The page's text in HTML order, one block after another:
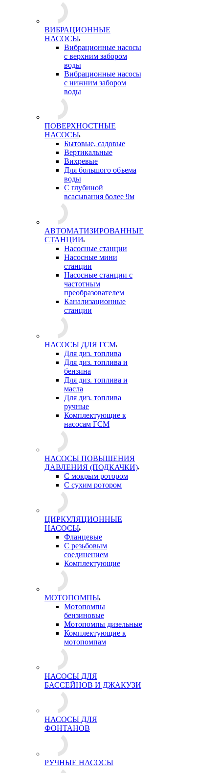
ВИБРАЦИОННЫЕ
НАСОСЫ
Вибрационные насосы
с верхним забором
воды
Вибрационные насосы
с нижним забором
воды
ПОВЕРХНОСТНЫЕ
НАСОСЫ
Бытовые, садовые
Вертикальные
Вихревые
Для большого объема
воды
С глубиной
всасывания более 9м
АВТОМАТИЗИРОВАННЫЕ
СТАНЦИИ
Насосные станции
Насосные мини
станции
Насосные станции с
частотным
преобразователем
Канализационные
станции
НАСОСЫ ДЛЯ ГСМ
Для диз. топлива
Для диз. топлива и
бензина
Для диз. топлива и
масла
Для диз. топлива
ручные
Комплектующие к
насосам ГСМ
НАСОСЫ ПОВЫШЕНИЯ
ДАВЛЕНИЯ (ПОДКАЧКИ)
С мокрым ротором
С сухим ротором
ЦИРКУЛЯЦИОННЫЕ
НАСОСЫ
Фланцевые
С резьбовым
соединением
Комплектующие
МОТОПОМПЫ
Мотопомпы
бензиновые
Мотопомпы дизельные
Комплектующие к
мотопомпам
НАСОСЫ ДЛЯ
БАССЕЙНОВ И ДЖАКУЗИ
НАСОСЫ ДЛЯ
ФОНТАНОВ
РУЧНЫЕ НАСОСЫ